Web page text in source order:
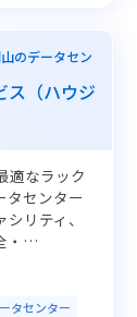
のデータセン
ス（ハウジ
適なラック
タセンター
リティ、
・…
タセンター